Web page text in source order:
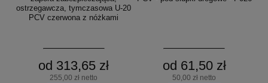
ostrzegawcza, tymczasowa U-20
PCV czerwona z nóżkami
od 313,65 zł
255,00 zł netto
od 61,50 zł
50,00 zł netto